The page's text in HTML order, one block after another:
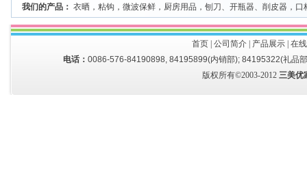
我们的产品： 衣晒 ， 粘钩 ， 微波保鲜 ， 厨房用品 ， 刨刀、开瓶器、削皮器 ， 口
首页| 公司简介| 产品展示| 在
电话： 0086-576-84190898, 84195899(内销部); 84195322(礼品
版权所有©2003-2012 三美优